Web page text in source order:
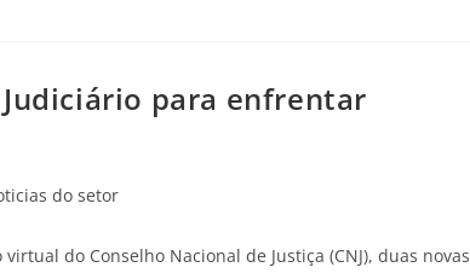
Judiciário para enfrentar
do setor
do Conselho Nacional de Justiça (CNJ), duas novas